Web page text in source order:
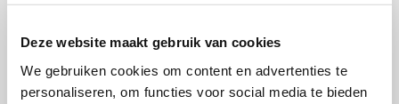
Deze website maakt gebruik van cookies
We gebruiken cookies om content en advertenties te
personaliseren, om functies voor social media te bieden
aan de onderzoeksgroep Communication,
Organizations, and Society (COS, ASCoR, UvA). Zijn
promotieonderzoek richt zich op de wisselwerking